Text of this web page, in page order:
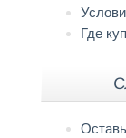
Где